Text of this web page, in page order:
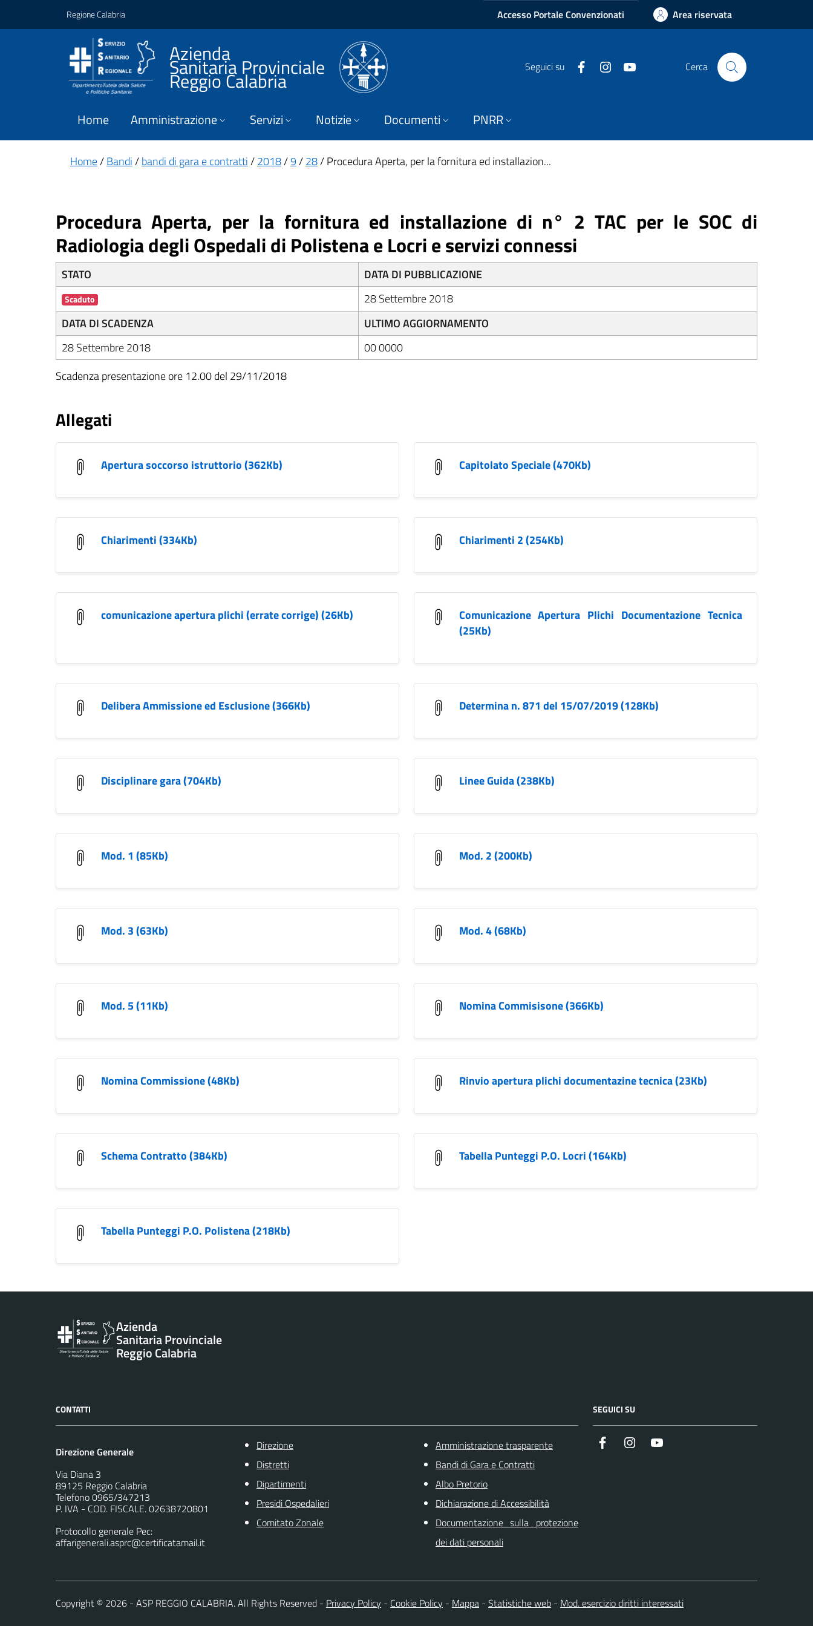
Regione Calabria Accesso Portale Convenzionati Area riservata
Azienda
Sanitaria Provinciale
Reggio Calabria
Seguici su FacebookInstagram Cerca
Home Amministrazione Servizi Notizie Documenti PNRR
Home/Bandi/bandi di gara e contratti/2018/9/28/ Procedura Aperta, per la fornitura ed installazion...
Procedura Aperta, per la fornitura ed installazione di n° 2 TAC per le SOC di
Radiologia degli Ospedali di Polistena e Locri e servizi connessi
STATO DATA DI PUBBLICAZIONE
Scaduto
28 Settembre 2018
DATA DI SCADENZA
ULTIMO AGGIORNAMENTO
28 Settembre 2018
00 0000
Scadenza presentazione ore 12.00 del 29/11/2018
Allegati
Apertura soccorso istruttorio (362Kb) Capitolato Speciale (470Kb)
Chiarimenti (334Kb) Chiarimenti 2 (254Kb)
comunicazione apertura plichi (errate corrige) (26Kb)
Comunicazione Apertura Plichi Documentazione Tecnica
(25Kb)
Delibera Ammissione ed Esclusione (366Kb) Determina n. 871 del 15/07/2019 (128Kb)
Disciplinare gara (704Kb) Linee Guida (238Kb)
Mod. 1 (85Kb) Mod. 2 (200Kb)
Mod. 3 (63Kb) Mod. 4 (68Kb)
Mod. 5 (11Kb) Nomina Commisisone (366Kb)
Nomina Commissione (48Kb) Rinvio apertura plichi documentazine tecnica (23Kb)
Schema Contratto (384Kb) Tabella Punteggi P.O. Locri (164Kb)
Tabella Punteggi P.O. Polistena (218Kb)
Azienda
Sanitaria Provinciale
Reggio Calabria
CONTATTI
Direzione Generale
Via Diana 3
89125 Reggio Calabria
Telefono 0965/347213
P. IVA - COD. FISCALE. 02638720801
Protocollo generale Pec:
affarigenerali.asprc@certificatamail.it
Direzione
Distretti
Dipartimenti
Presidi Ospedalieri
Comitato Zonale
Amministrazione trasparente
Bandi di Gara e Contratti
Albo Pretorio
Dichiarazione di Accessibilità
Documentazione sulla protezione
dei dati personali
SEGUICI SU
Facebook Instagram
Copyright © 2026 - ASP REGGIO CALABRIA. All Rights Reserved - Privacy Policy - Cookie Policy - Mappa - Statistiche web - Mod. esercizio diritti interessati